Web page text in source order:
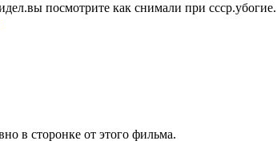
посмотрите как снимали при ссср.убогие.
в сторонке от этого фильма.